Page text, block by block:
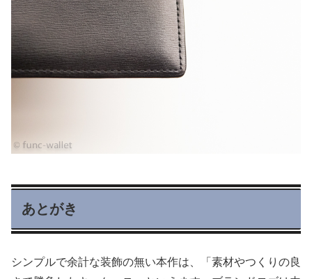
あとがき
シンプルで余計な装飾の無い本作は、「素材やつくりの良